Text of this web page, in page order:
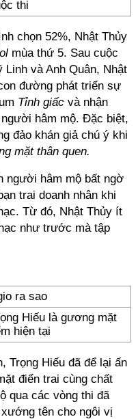
thi
chọn 52%, Nhật Thủy
mùa thứ 5. Sau cuộc
và Anh Quân, Nhật
đường phát triển sự
Tỉnh giấc và nhận
hâm mộ. Đặc biệt,
đảo khán giả chú ý khi
mặt thân quen.
người hâm mộ bất ngờ
trai doanh nhân khi
Từ đó, Nhật Thủy ít
như trước mà tập
Hiếu là gương mặt
hiện tại
Trọng Hiếu đã để lại ấn
điển trai cùng chất
qua các vòng thi đã
tên cho ngôi vị